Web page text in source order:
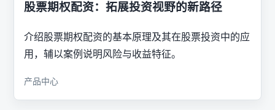
股票期权配资：拓展投资视野的新路径
介绍股票期权配资的基本原理及其在股票投资中的应
用，辅以案例说明风险与收益特征。
产品中心